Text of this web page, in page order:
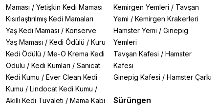
Maması / Yetişkin Kedi Maması
Kısırlaştırılmış Kedi Mamaları
Yaş Kedi Maması / Konserve
Yaş Maması / Kedi Ödülü / Kuru
Kedi Ödülü / Me-O Krema Kedi
Ödülü / Kedi Kumları / Sanicat
Kedi Kumu / Ever Clean Kedi
Kumu / Lindocat Kedi Kumu /
Akıllı Kedi Tuvaleti / Mama Kabı
Kemirgen Yemleri / Tavşan
Yemi / Kemirgen Krakerleri
Hamster Yemi / Ginepig
Yemleri
Tavşan Kafesi / Hamster
Kafesi
Ginepig Kafesi / Hamster Çarkı
Sürüngen